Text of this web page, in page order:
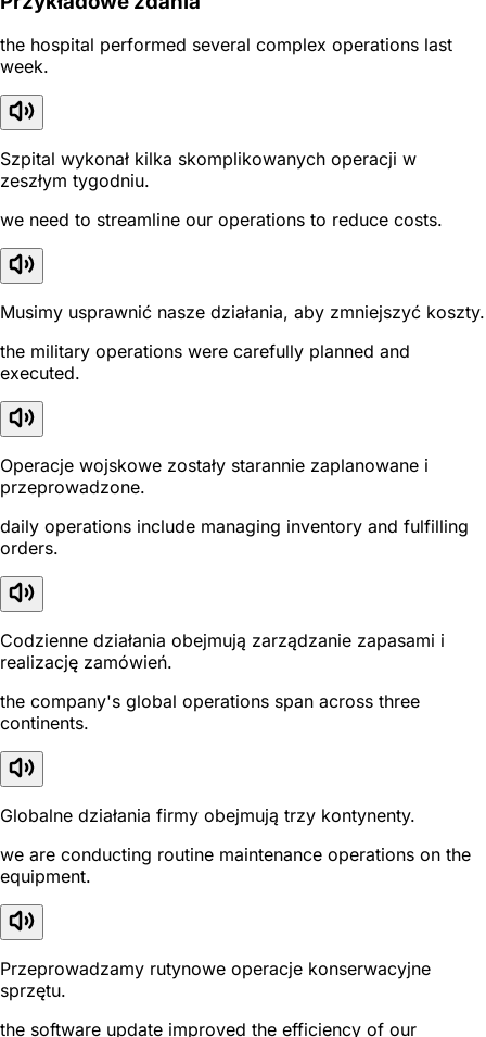
the hospital performed several complex operations last
week.
Szpital wykonał kilka skomplikowanych operacji w
zeszłym tygodniu.
we need to streamline our operations to reduce costs.
Musimy usprawnić nasze działania, aby zmniejszyć koszty.
the military operations were carefully planned and
executed.
Operacje wojskowe zostały starannie zaplanowane i
przeprowadzone.
daily operations include managing inventory and fulfilling
orders.
Codzienne działania obejmują zarządzanie zapasami i
realizację zamówień.
the company's global operations span across three
continents.
Globalne działania firmy obejmują trzy kontynenty.
we are conducting routine maintenance operations on the
equipment.
Przeprowadzamy rutynowe operacje konserwacyjne
sprzętu.
the software update improved the efficiency of our